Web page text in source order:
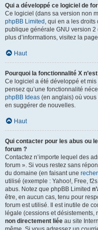
Qui a développé ce logiciel de
Ce logiciel (dans sa version non
phpBB Limited , qui en a les droits
publique générale GNU version 2
plus d’informations, visitez la
Haut
Pourquoi la fonctionnalité X
Ce logiciel a été développé et
pensez qu’une fonctionnalité
phpBB Ideas (en anglais) où
en suggérer de nouvelles.
Haut
Qui contacter pour les abus ou
forum ?
Contactez n’importe lequel des
forum ». Si vous restez sans
du domaine (en faisant une
utilisé (exemple : Yahoo!, Free,
abus. Notez que phpBB Limited
être, en aucun cas, tenu pour
forum est utilisé. Il est inutile de
légale (cessions et
non directement liée au site